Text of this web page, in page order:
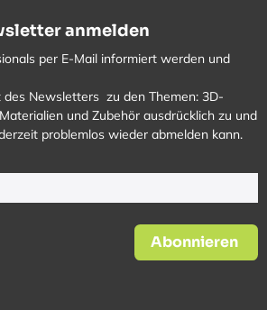
anmelden
per E-Mail informiert werden und
des Newsletters zu den Themen: 3D-
und Zubehör ausdrücklich zu und
problemlos wieder abmelden kann.
Abonnieren